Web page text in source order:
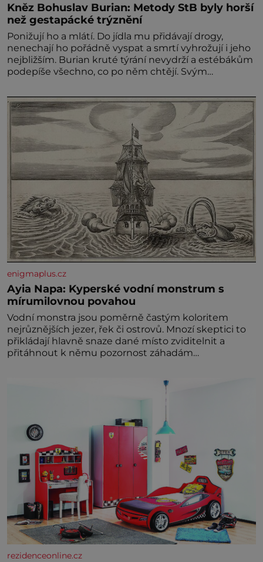
Kněz Bohuslav Burian: Metody StB byly horší
než gestapácké trýznění
Ponižují ho a mlátí. Do jídla mu přidávají drogy,
nenechají ho pořádně vyspat a smrtí vyhrožují i jeho
nejbližším. Burian kruté týrání nevydrží a estébákům
podepíše všechno, co po něm chtějí. Svým
výslechů nikdo nevyvíjel fyzický ani psychický nátlak.
Syn brněnského řezníka chce být knězem a
enigmaplus.cz
Ayia Napa: Kyperské vodní monstrum s
mírumilovnou povahou
Vodní monstra jsou poměrně častým koloritem
nejrůznějších jezer, řek či ostrovů. Mnozí skeptici to
přikládají hlavně snaze dané místo zviditelnit a
přitáhnout k němu pozornost záhadám
rezidenceonline.cz